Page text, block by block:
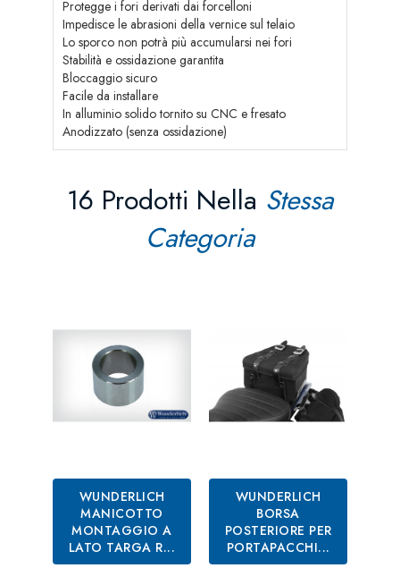
Protegge i fori derivati dai forcelloni
Impedisce le abrasioni della vernice sul telaio
Lo sporco non potrà più accumularsi nei fori
Stabilità e ossidazione garantita
Bloccaggio sicuro
Facile da installare
In alluminio solido tornito su CNC e fresato
Anodizzato (senza ossidazione)
16 Prodotti Nella Stessa
Categoria
WUNDERLICH
MANICOTTO
MONTAGGIO A
LATO TARGA R...
WUNDERLICH
BORSA
POSTERIORE PER
PORTAPACCHI...